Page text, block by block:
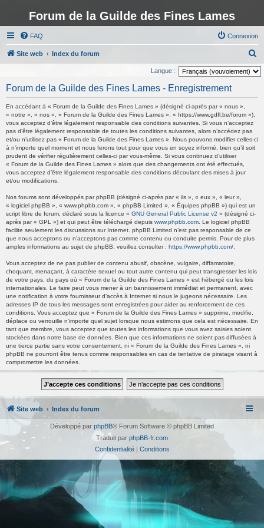
Forum de la Guilde des Fines Lames
FAQ Connexion
Site web Index du forum
e
c
Langue :
Forum de la Guilde des Fines Lames - Enregistrement
En accédant à « Forum de la Guilde des Fines Lames » (désigné ci-après par « nous »,
« notre », « nos », « Forum de la Guilde des Fines Lames », « https://www.gdfl.be/forum »),
vous acceptez d’être légalement responsable des conditions suivantes. Si vous n’acceptez
pas d’être légalement responsable de toutes les conditions suivantes, alors n’accédez pas
et/ou n’utilisez pas « Forum de la Guilde des Fines Lames ». Nous pouvons modifier celles-ci
à n’importe quel moment et nous ferons tout pour que vous en soyez informé, bien qu’il soit
prudent de vérifier régulièrement celles-ci par vous-même. Si vous continuez d’utiliser
« Forum de la Guilde des Fines Lames » alors que des changements ont été effectués,
vous acceptez d’être légalement responsable des conditions découlant des mises à jour
et/ou modifications.
Nos forums sont développés par phpBB (désigné ci-après par « ils », « eux », « leur »,
« logiciel phpBB », « www.phpbb.com », « phpBB Limited », « Équipes phpBB ») qui est un
script libre de forum, déclaré sous la licence « GNU General Public License v2 » (désigné ci-
après par « GPL ») et qui peut être téléchargé depuis www.phpbb.com . Le logiciel phpBB
facilite seulement les discussions sur Internet. phpBB Limited n’est pas responsable de ce
que nous acceptons ou n’acceptons pas comme contenu ou conduite permis. Pour de plus
amples informations au sujet de phpBB, veuillez consulter : https://www.phpbb.com/
Vous acceptez de ne pas publier de contenu abusif, obscène, vulgaire, diffamatoire,
choquant, menaçant, à caractère sexuel ou tout autre contenu qui peut transgresser les lois
de votre pays, du pays où « Forum de la Guilde des Fines Lames » est hébergé ou les lois
internationales. Le faire peut vous mener à un bannissement immédiat et permanent, avec
une notification à votre fournisseur d’accès à Internet si nous le jugeons nécessaire. Les
adresses IP de tous les messages sont enregistrées pour aider au renforcement de ces
conditions. Vous acceptez que « Forum de la Guilde des Fines Lames » supprime, modifie,
déplace ou verrouille n’importe quel sujet lorsque nous estimons que cela est nécessaire. En
tant que membre, vous acceptez que toutes les informations que vous avez saisies soient
stockées dans notre base de données. Bien que ces informations ne soient pas diffusées à
une tierce partie sans votre consentement, ni « Forum de la Guilde des Fines Lames », ni
phpBB ne pourront être tenus comme responsables en cas de tentative de piratage visant à
compromettre les données.
Site web Index du forum
Développé par phpBB® Forum Software © phpBB Limited
Traduit par phpBB-fr.com
Confidentialité| Conditions